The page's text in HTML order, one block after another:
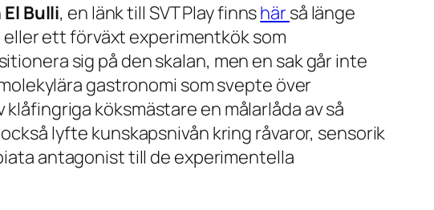
El Bulli, en länk till SVT Play finnshärså länge
eller ett förväxt experimentkök som
sig på den skalan, men en sak går inte
gastronomi som svepte över
köksmästare en målarlåda av så
lyfte kunskapsnivån kring råvaror, sensorik
antagonist till de experimentella